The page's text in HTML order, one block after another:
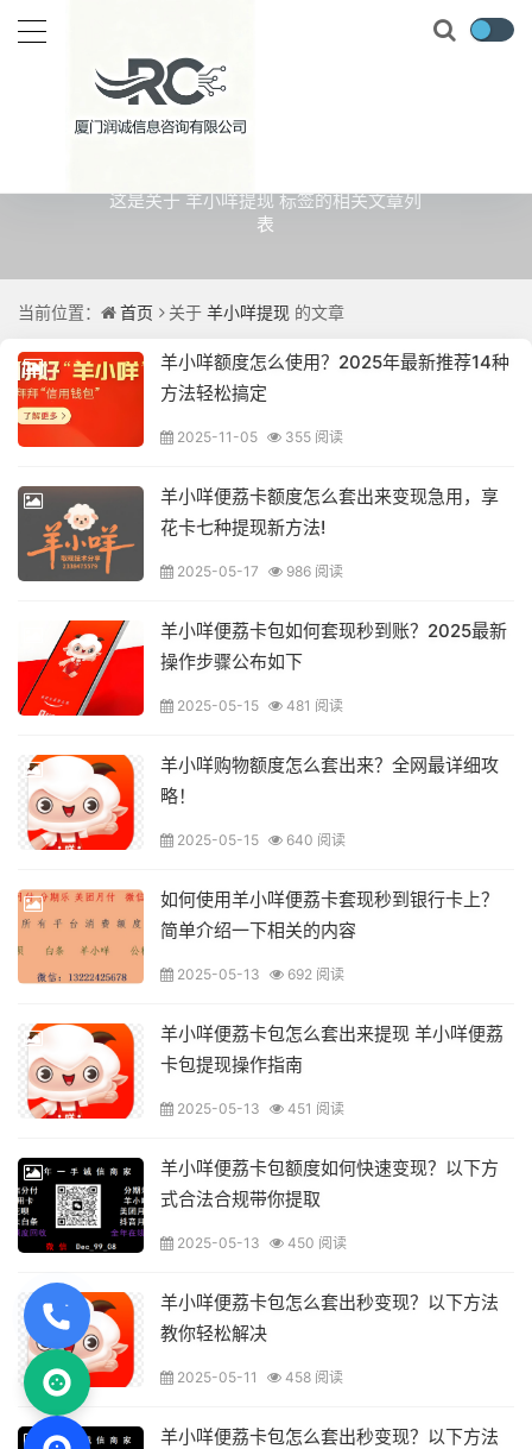
关于羊小咩提现
这是关于 羊小咩提现 标签的相关文章列
表
当前位置： 首页 关于 羊小咩提现 的文章
羊小咩额度怎么使用？2025年最新推荐14种
方法轻松搞定
2025-11-05 355 阅读
羊小咩便荔卡额度怎么套出来变现急用，享
花卡七种提现新方法!
2025-05-17 986 阅读
羊小咩便荔卡包如何套现秒到账？2025最新
操作步骤公布如下
2025-05-15 481 阅读
羊小咩购物额度怎么套出来？全网最详细攻
略！
2025-05-15 640 阅读
如何使用羊小咩便荔卡套现秒到银行卡上？
简单介绍一下相关的内容
2025-05-13 692 阅读
羊小咩便荔卡包怎么套出来提现 羊小咩便荔
卡包提现操作指南
2025-05-13 451 阅读
羊小咩便荔卡包额度如何快速变现？以下方
式合法合规带你提取
2025-05-13 450 阅读
羊小咩便荔卡包怎么套出秒变现？以下方法
教你轻松解决
2025-05-11 458 阅读
羊小咩便荔卡包怎么套出秒变现？以下方法